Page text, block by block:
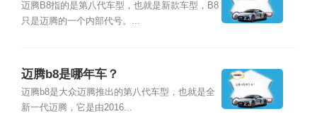
迈腾B8指的是第八代车型，也就是新款车型，B8
只是迈腾的一个内部代号。...
迈腾b8是哪年车？
迈腾b8是大众迈腾推出的第八代车型，也就是全
新一代迈腾，它是由2016...